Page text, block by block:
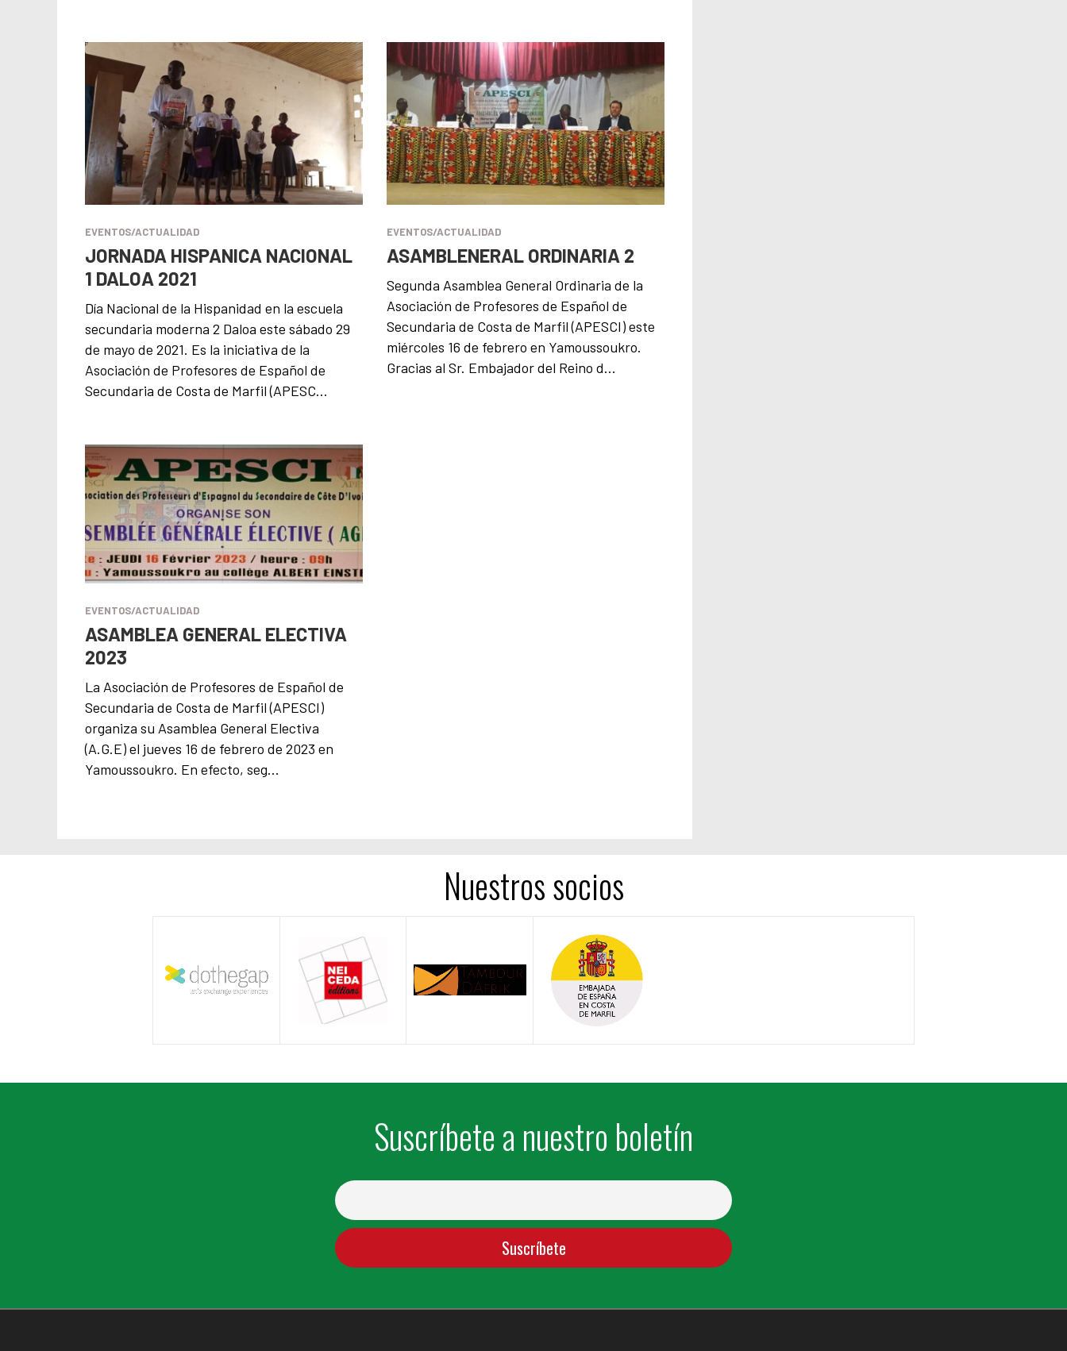
EVENTOS/ACTUALIDAD
JORNADA HISPANICA NACIONAL
1 DALOA 2021
Día Nacional de la Hispanidad en la escuela
secundaria moderna 2 Daloa este sábado 29
de mayo de 2021. Es la iniciativa de la
Asociación de Profesores de Español de
Secundaria de Costa de Marfil (APESC…
EVENTOS/ACTUALIDAD
ASAMBLENERAL ORDINARIA 2
Segunda Asamblea General Ordinaria de la
Asociación de Profesores de Español de
Secundaria de Costa de Marfil (APESCI) este
miércoles 16 de febrero en Yamoussoukro.
Gracias al Sr. Embajador del Reino d…
EVENTOS/ACTUALIDAD
ASAMBLEA GENERAL ELECTIVA
2023
La Asociación de Profesores de Español de
Secundaria de Costa de Marfil (APESCI)
organiza su Asamblea General Electiva
(A.G.E) el jueves 16 de febrero de 2023 en
Yamoussoukro. En efecto, seg…
Nuestros socios
Suscríbete a nuestro boletín